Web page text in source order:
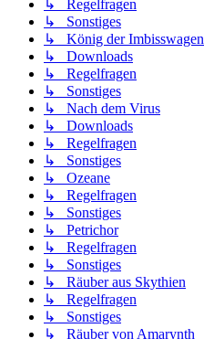
↳ Regelfragen
↳ Sonstiges
↳ König der Imbisswagen
↳ Downloads
↳ Regelfragen
↳ Sonstiges
↳ Nach dem Virus
↳ Downloads
↳ Regelfragen
↳ Sonstiges
↳ Ozeane
↳ Regelfragen
↳ Sonstiges
↳ Petrichor
↳ Regelfragen
↳ Sonstiges
↳ Räuber aus Skythien
↳ Regelfragen
↳ Sonstiges
↳ Räuber von Amarynth